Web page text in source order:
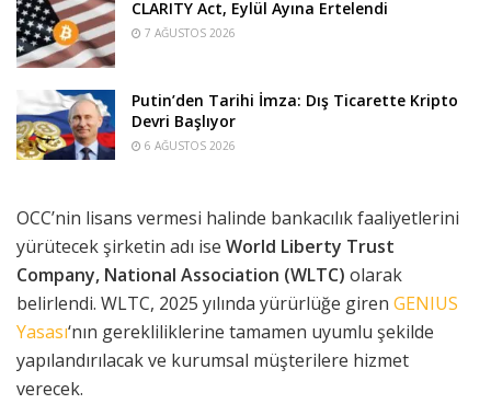
CLARITY Act, Eylül Ayına Ertelendi
7 AĞUSTOS 2026
Putin’den Tarihi İmza: Dış Ticarette Kripto
Devri Başlıyor
6 AĞUSTOS 2026
OCC’nin lisans vermesi halinde bankacılık faaliyetlerini
yürütecek şirketin adı ise World Liberty Trust
Company, National Association (WLTC) olarak
belirlendi. WLTC, 2025 yılında yürürlüğe giren GENIUS
Yasası‘nın gerekliliklerine tamamen uyumlu şekilde
yapılandırılacak ve kurumsal müşterilere hizmet
verecek.